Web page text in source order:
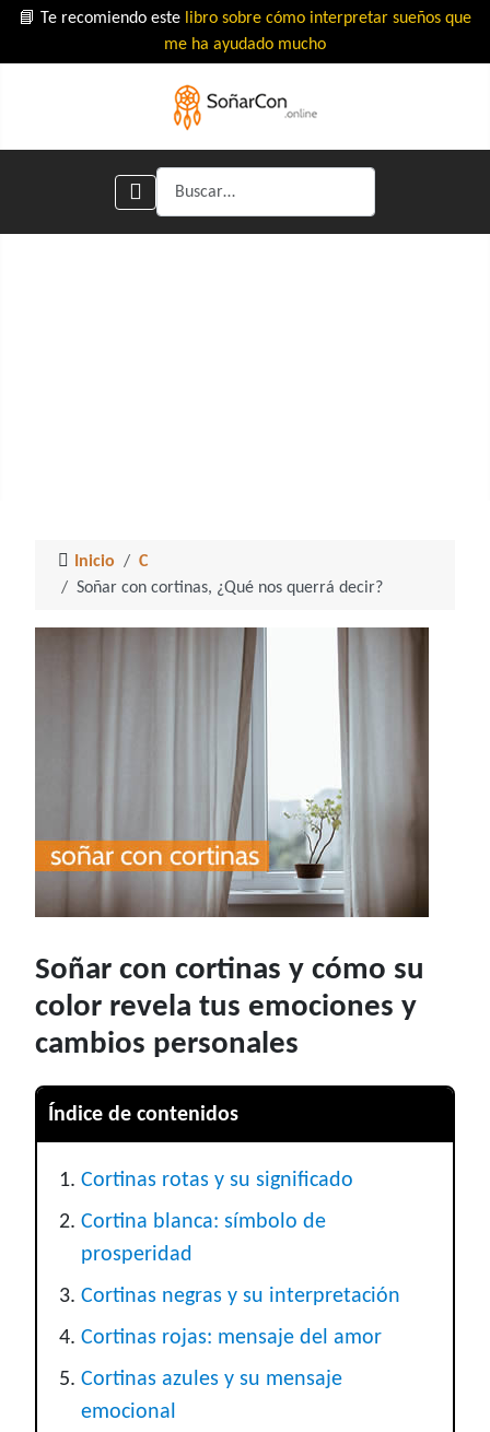
📘 Te recomiendo este libro sobre cómo interpretar sueños que
me ha ayudado mucho
Buscar
Inicio
C
Soñar con cortinas, ¿Qué nos querrá decir?
Soñar con cortinas y cómo su
color revela tus emociones y
cambios personales
Índice de contenidos
Cortinas rotas y su significado
Cortina blanca: símbolo de
prosperidad
Cortinas negras y su interpretación
Cortinas rojas: mensaje del amor
Cortinas azules y su mensaje
emocional